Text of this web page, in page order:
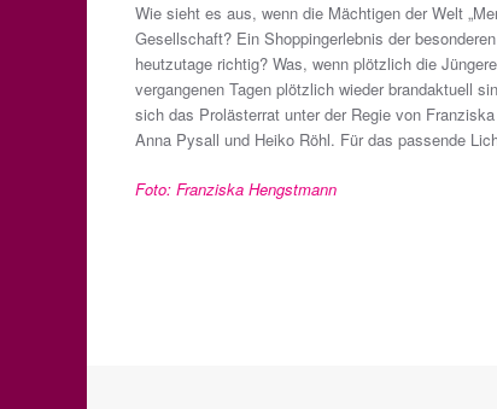
Wie sieht es aus, wenn die Mächtigen der Welt
Gesellschaft? Ein Shoppingerlebnis der
heutzutage richtig? Was, wenn plötzlich die
vergangenen Tagen plötzlich wieder brandaktuell
sich das Prolästerrat unter der Regie von
Anna Pysall und Heiko Röhl. Für das passende
Foto: Franziska Hengstmann